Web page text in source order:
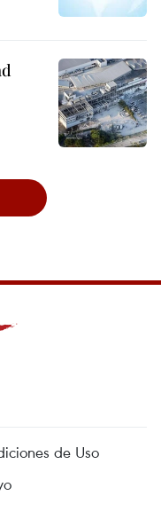
de Uso